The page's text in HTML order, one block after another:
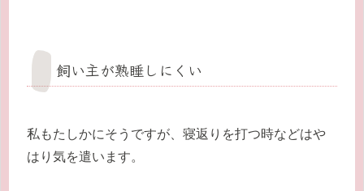
飼い主が熟睡しにくい
私もたしかにそうですが、寝返りを打つ時などはや
はり気を遣います。